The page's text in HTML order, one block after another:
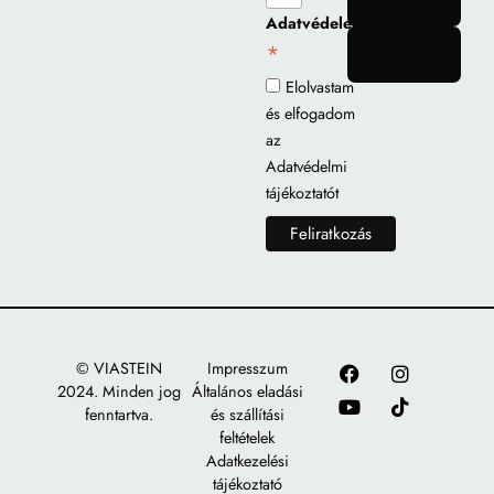
Adatvédelem
*
Elolvastam
és elfogadom
az
Adatvédelmi
tájékoztatót
© VIASTEIN
2024. Minden jog
fenntartva.
Impresszum
Általános eladási
és szállítási
feltételek
Adatkezelési
tájékoztató